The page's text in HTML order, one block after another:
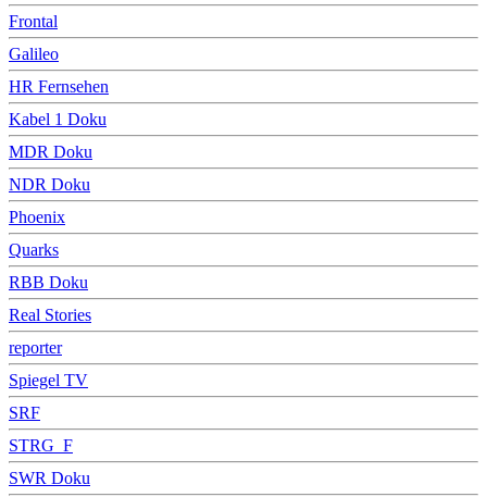
Frontal
Galileo
HR Fernsehen
Kabel 1 Doku
MDR Doku
NDR Doku
Phoenix
Quarks
RBB Doku
Real Stories
reporter
Spiegel TV
SRF
STRG_F
SWR Doku